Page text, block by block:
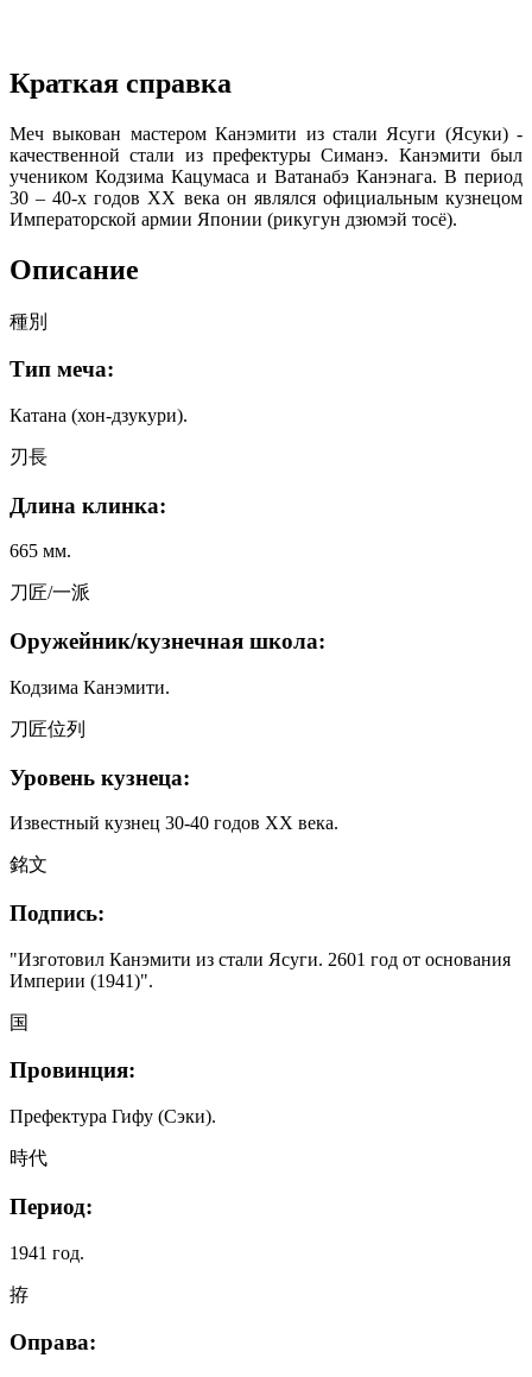
Краткая справка
Меч выкован мастером Канэмити из стали Ясуги (Ясуки) -
качественной стали из префектуры Симанэ. Канэмити был
учеником Кодзима Кацумаса и Ватанабэ Канэнага. В период
30 – 40-х годов XX века он являлся официальным кузнецом
Императорской армии Японии (рикугун дзюмэй тосё).
Описание
種別
Тип меча:
Катана (хон-дзукури).
刃長
Длина клинка:
665 мм.
刀匠/一派
Оружейник/кузнечная школа:
Кодзима Канэмити.
刀匠位列
Уровень кузнеца:
Известный кузнец 30-40 годов XX века.
銘文
Подпись:
"Изготовил Канэмити из стали Ясуги. 2601 год от основания
Империи (1941)".
国
Провинция:
Префектура Гифу (Сэки).
時代
Период:
1941 год.
拵
Оправа: